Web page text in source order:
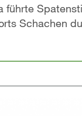
führte
Schachen